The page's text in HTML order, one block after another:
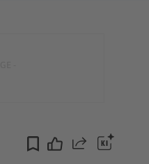
Teilen